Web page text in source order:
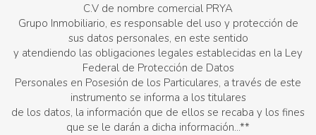
C.V de nombre comercial PRYA
Grupo Inmobiliario, es responsable del uso y protección de
sus datos personales, en este sentido
y atendiendo las obligaciones legales establecidas en la Ley
Federal de Protección de Datos
Personales en Posesión de los Particulares, a través de este
instrumento se informa a los titulares
de los datos, la información que de ellos se recaba y los fines
que se le darán a dicha información...**